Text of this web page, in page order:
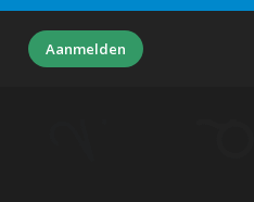
Aanmelden